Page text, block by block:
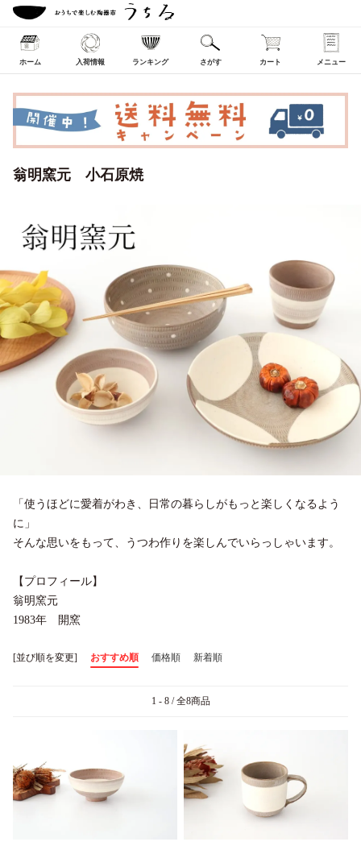
ホーム 入荷情報 ランキング さがす カート メニュー
翁明窯元 小石原焼
「使うほどに愛着がわき、日常の暮らしがもっと楽しくなるよう
に」
そんな思いをもって、うつわ作りを楽しんでいらっしゃいます。
【プロフィール】
翁明窯元
1983年 開窯
[並び順を変更] おすすめ順 価格順 新着順
1 - 8 / 全8商品